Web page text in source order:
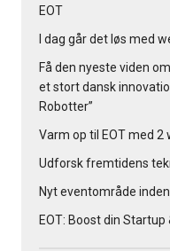
EOT
I dag går det løs med
Få den nyeste viden
et stort dansk
Robotter”
Varm op til EOT med 2
Udforsk fremtidens
Nyt eventområde
EOT: Boost din